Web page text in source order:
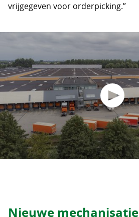
vrijgegeven voor orderpicking.”
Nieuwe mechanisatie